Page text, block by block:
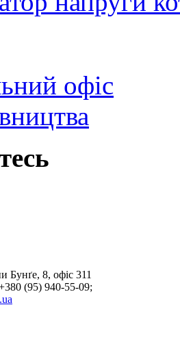
офіс
Бунґе, 8, офіс 311
(95) 940-55-09;